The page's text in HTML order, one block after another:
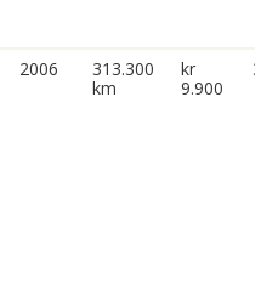
2006
313.300
km
kr
9.900